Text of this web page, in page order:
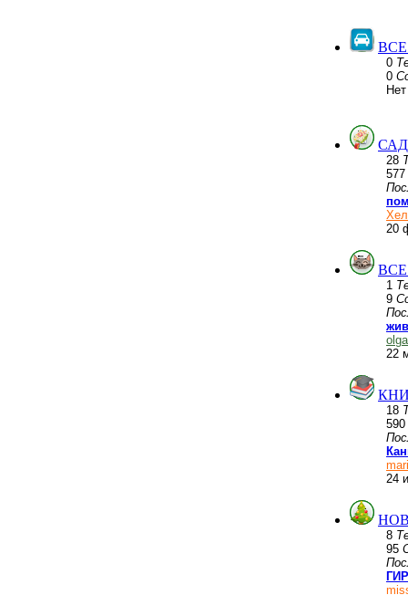
0
0
28
577
20
1
9
22
18
590
mari
24
8
95